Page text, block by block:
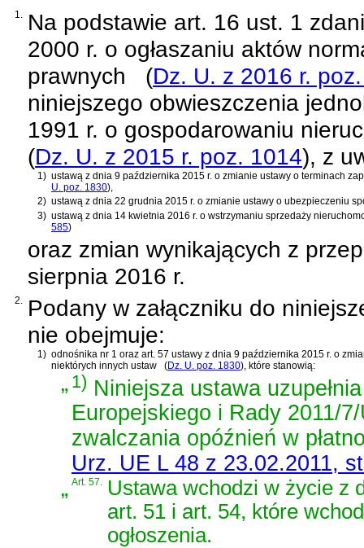
1. Na podstawie art. 16 ust. 1
2000 r. o ogłaszaniu aktów
prawnych
(Dz. U. z 2016 r.
niniejszego obwieszczenia
1991 r. o gospodarowaniu
(Dz. U. z 2015 r. poz. 1014), z
1) ustawą z dnia 9 października 2015 r. o zmianie ustawy o terminach
U. poz. 1830),
2) ustawą z dnia 22 grudnia 2015 r. o zmianie ustawy o ubezpieczeniu
3) ustawą z dnia 14 kwietnia 2016 r. o wstrzymaniu sprzedaży
585)
oraz zmian wynikających z
sierpnia 2016 r.
2.
Podany w załączniku do
nie obejmuje:
1) odnośnika nr 1 oraz art. 57 ustawy z dnia 9 października 2015 r. o
niektórych innych ustaw
(Dz. U. poz. 1830) , które stanowią:
„1) Niniejsza ustawa
Europejskiego i Rady 2011/
zwalczania opóźnień w
Urz. UE L 48 z 23.02.2011,
„Art. 57. Ustawa wchodzi w życie z
art. 51 i art. 54, które
ogłoszenia.